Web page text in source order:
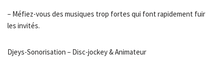
– Méfiez-vous des musiques trop fortes qui font rapidement fuir
les invités.
Djeys-Sonorisation – Disc-jockey & Animateur